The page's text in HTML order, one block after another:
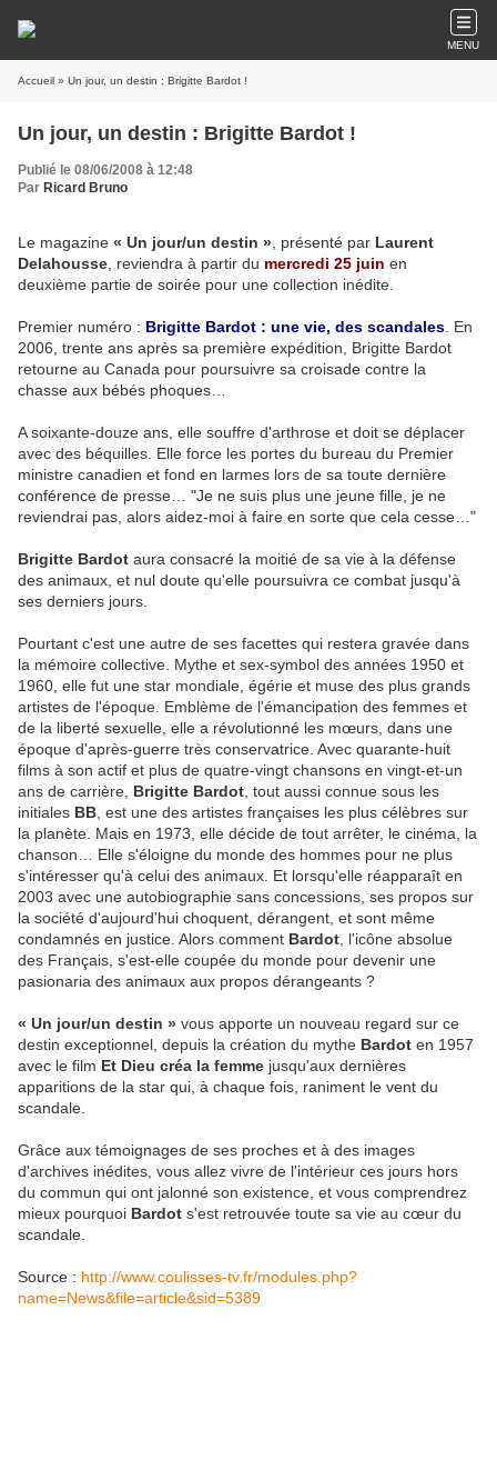
MENU
Accueil » Un jour, un destin : Brigitte Bardot !
Un jour, un destin : Brigitte Bardot !
Publié le 08/06/2008 à 12:48
Par Ricard Bruno
Le magazine « Un jour/un destin » , présenté par Laurent
Delahousse , reviendra à partir du mercredi 25 juin en
deuxième partie de soirée pour une collection inédite.
Premier numéro : Brigitte Bardot : une vie, des scandales . En
2006, trente ans après sa première expédition, Brigitte Bardot
retourne au Canada pour poursuivre sa croisade contre la
chasse aux bébés phoques…
A soixante-douze ans, elle souffre d'arthrose et doit se déplacer
avec des béquilles. Elle force les portes du bureau du Premier
ministre canadien et fond en larmes lors de sa toute dernière
conférence de presse… "Je ne suis plus une jeune fille, je ne
reviendrai pas, alors aidez-moi à faire en sorte que cela cesse…"
Brigitte Bardot aura consacré la moitié de sa vie à la défense
des animaux, et nul doute qu'elle poursuivra ce combat jusqu'à
ses derniers jours.
Pourtant c'est une autre de ses facettes qui restera gravée dans
la mémoire collective. Mythe et sex-symbol des années 1950 et
1960, elle fut une star mondiale, égérie et muse des plus grands
artistes de l'époque. Emblème de l'émancipation des femmes et
de la liberté sexuelle, elle a révolutionné les mœurs, dans une
époque d'après-guerre très conservatrice. Avec quarante-huit
films à son actif et plus de quatre-vingt chansons en vingt-et-un
ans de carrière, Brigitte Bardot , tout aussi connue sous les
initiales BB , est une des artistes françaises les plus célèbres sur
la planète. Mais en 1973, elle décide de tout arrêter, le cinéma, la
chanson… Elle s'éloigne du monde des hommes pour ne plus
s'intéresser qu'à celui des animaux. Et lorsqu'elle réapparaît en
2003 avec une autobiographie sans concessions, ses propos sur
la société d'aujourd'hui choquent, dérangent, et sont même
condamnés en justice. Alors comment Bardot , l'icône absolue
des Français, s'est-elle coupée du monde pour devenir une
pasionaria des animaux aux propos dérangeants ?
« Un jour/un destin » vous apporte un nouveau regard sur ce
destin exceptionnel, depuis la création du mythe Bardot en 1957
avec le film Et Dieu créa la femme jusqu'aux dernières
apparitions de la star qui, à chaque fois, raniment le vent du
scandale.
Grâce aux témoignages de ses proches et à des images
d'archives inédites, vous allez vivre de l'intérieur ces jours hors
du commun qui ont jalonné son existence, et vous comprendrez
mieux pourquoi Bardot s'est retrouvée toute sa vie au cœur du
scandale.
Source : http://www.coulisses-tv.fr/modules.php?
name=News&file=article&sid=5389